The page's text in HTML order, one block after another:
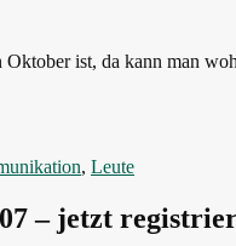
ist, da kann man
, Leute
– jetzt